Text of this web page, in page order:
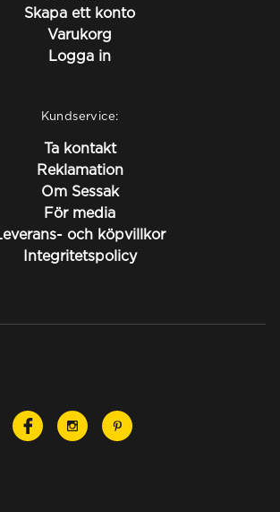
Skapa ett konto
Varukorg
Logga in
Kundservice:
Ta kontakt
Reklamation
Om Sessak
För media
och köpvillkor
Integritetspolicy